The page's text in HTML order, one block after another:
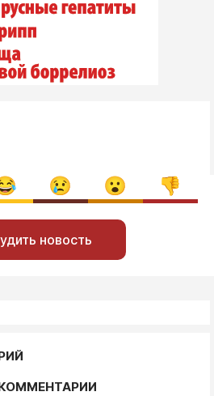
новость